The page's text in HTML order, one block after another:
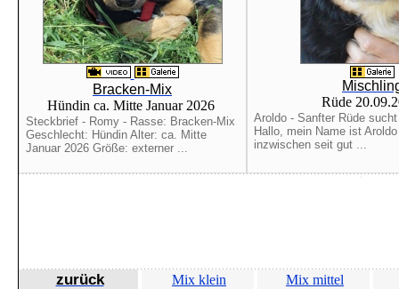
Bracken-Mix
Hündin ca. Mitte Januar 2026
Steckbrief - Romy - Rasse: Bracken-Mix
Geschlecht: Hündin Alter: ca. Mitte
Januar 2026 Größe: externer ...
Rüde
Aroldo - Sanfter Rüde
Hallo, mein Name ist
inzwischen seit gut ...
zurück Mix klein
Mix mittel